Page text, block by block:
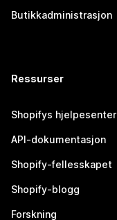
Butikkadministrasjon
Ressurser
Shopifys hjelpesenter
API-dokumentasjon
Shopify-fellesskapet
Shopify-blogg
Forskning